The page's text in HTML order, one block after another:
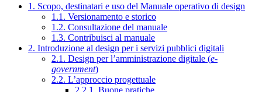
1. Scopo, destinatari e uso del Manuale operativo di design
1.1. Versionamento e storico
1.2. Consultazione del manuale
1.3. Contribuisci al manuale
2. Introduzione al design per i servizi pubblici digitali
2.1. Design per l’amministrazione digitale (e-
government)
2.2. L’approccio progettuale
2.2.1. Buone pratiche